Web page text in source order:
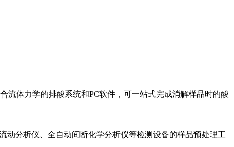
流体力学的排酸系统和PC软件，可一站式完成消解样品时的酸
动分析仪、全自动间断化学分析仪等检测设备的样品预处理工